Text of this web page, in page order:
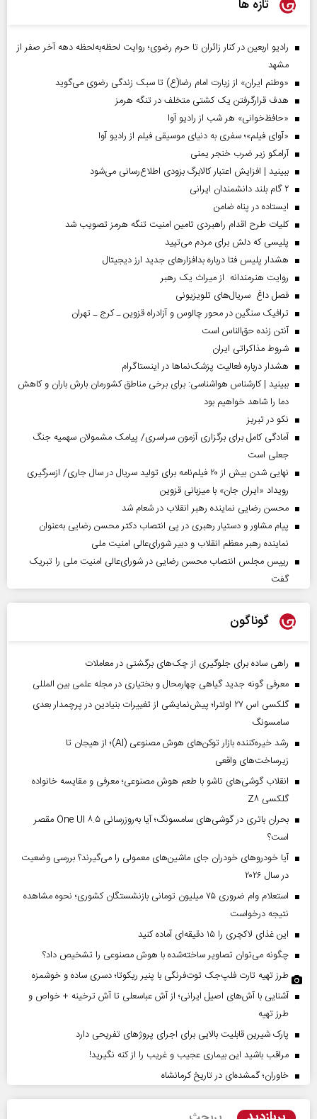
تازه ها
رادیو اربعین در کنار زائران تا حرم رضوی؛ روایت لحظه‌به‌لحظه دهه آخر صفر از
مشهد
«وطنم ایران» از زیارت امام رضا(ع) تا سبک زندگی رضوی می‌گوید
هدف قرارگرفتن یک کشتی متخلف در تنگه هرمز
«حافظ‌خوانی» هر شب از رادیو آوا
«آوای فیلم»؛ سفری به دنیای موسیقی فیلم از رادیو آوا
آرامکو زیر ضرب خنجر یمنی
ببینید | افزایش اعتبار کالابرگ بزودی اطلاع‌رسانی می‌شود
۲ گام بلند دانشمندان ایرانی
ایستاده در پناه ضامن
کلیات طرح اقدام راهبردی تامین امنیت تنگه هرمز تصویب شد
پلیسی که دلش برای مردم می‌تپید
هشدار پلیس فتا درباره بدافزار‌های جدید ارز دیجیتال
روایت هنرمندانه از میراث یک رهبر
فصل داغ سریال‌های تلویزیونی
ترافیک سنگین در محور چالوس و آزادراه قزوین ـ کرج ـ تهران
آنتن زنده حق‌الناس است
شروط مذاکراتی ایران
هشدار درباره فعالیت پزشک‌نما‌ها در اینستاگرام
ببینید | کارشناس هواشناسی: برای برخی مناطق کشورمان بارش باران و کاهش
دما را شاهد خواهیم بود
نکو در تبریز
آمادگی کامل برای برگزاری آزمون سراسری/ پیامک مشمولان سهمیه جنگ
جعلی است
نهایی شدن بیش از ۲۰ فیلم‌نامه برای تولید سریال در سال جاری/ ازسرگیری
رویداد «ایران جان» با میزبانی قزوین
محسن رضایی نماینده رهبر انقلاب در شعام شد
پیام مشاور و دستیار رهبری در پی انتصاب دکتر محسن رضایی به‌عنوان
نماینده رهبر معظم انقلاب و دبیر شورای‌عالی امنیت ملی
رییس مجلس انتصاب محسن رضایی در شورای‌عالی امنیت ملی را تبریک
گفت
گوناگون
راهی ساده برای جلوگیری از چک‌های برگشتی در معاملات
معرفی گونه جدید گیاهی چهارمحال و بختیاری در مجله علمی بین المللی
گلکسی اس ۲۷ اولترا؛ پیش‌نمایشی از تغییرات بنیادین در پرچمدار بعدی
سامسونگ
رشد خیره‌کننده بازار توکن‌های هوش مصنوعی (AI)؛ از هیجان تا
زیرساخت‌های واقعی
انقلاب گوشی‌های تاشو‌ با طعم هوش مصنوعی؛ معرفی و مقایسه خانواده
گلکسی Z۸
بحران باتری در گوشی‌های سامسونگ؛ آیا به‌روزرسانی One UI ۸.۵ مقصر
است؟
آیا خودروهای خودران جای ماشین‌های معمولی را می‌گیرند؟ بررسی وضعیت
در سال ۲۰۲۶
استعلام وام ضروری ۷۵ میلیون تومانی بازنشستگان کشوری؛ نحوه مشاهده
نتیجه درخواست
این غذای لاکچری را ۱۵ دقیقه‌ای آماده کنید
چگونه می‌توان تصاویر ساخته‌شده با هوش مصنوعی را تشخیص داد؟
طرز تهیه تارت فلپ‌جک توت‌فرنگی با پنیر ریکوتا؛ دسری ساده و خوشمزه
آشنایی با آش‌های اصیل ایرانی؛ از آش عباسعلی تا آش ترخینه + خواص و
طرز تهیه
پارک شیرین قابلیت‌ بالایی برای اجرای پروژهای تفریحی دارد
مراقب باشید این بیماری عجیب و غریب را از کنه نگیرید!
خاوران؛ گمشده‌ای در تاریخ کرمانشاه